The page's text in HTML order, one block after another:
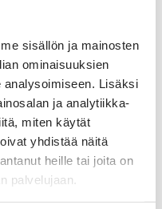
sisällön ja mainosten
ominaisuuksien
Lisäksi
ja analytiikka-
miten käytät
yhdistää näitä
heille tai joita on
palvelujaan.
Suomessa
eivät omin varoin
Lomaa ei voida
annetut
käsittelijöiden